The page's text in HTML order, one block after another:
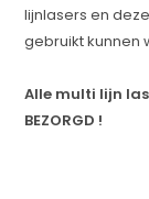
lijnlasers en
gebruikt kunnen
Alle multi lijn
BEZORGD !